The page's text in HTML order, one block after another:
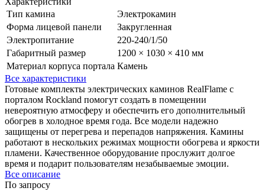
Тип камина
Электрокамин
Форма лицевой панели
Закругленная
Электропитание
220-240/1/50
Габаритный размер
1200 × 1030 × 410 мм
Материал корпуса портала Камень
Все характеристики
Готовые комплекты электрических каминов RealFlame с
порталом Rockland помогут создать в помещении
невероятную атмосферу и обеспечить его дополнительный
обогрев в холодное время года. Все модели надежно
защищены от перегрева и перепадов напряжения. Камины
работают в нескольких режимах мощности обогрева и яркости
пламени. Качественное оборудование прослужит долгое
время и подарит пользователям незабываемые эмоции.
Все описание
По запросу